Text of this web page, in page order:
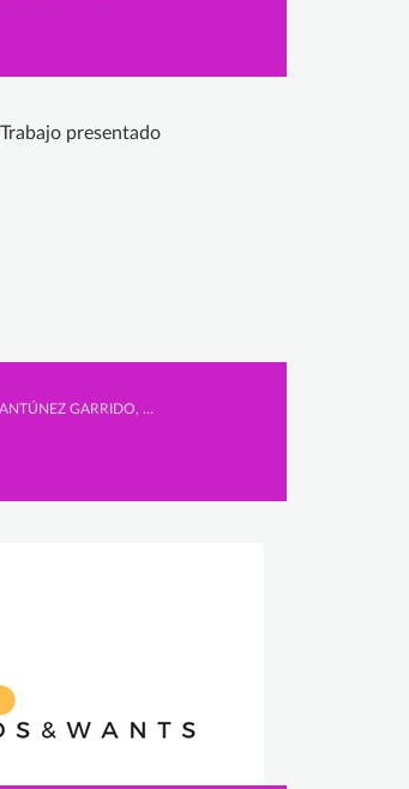
Secundaria, DANIEL ANTÚNEZ GARRIDO, PABLO MARTÍN BRAVO y PABLO TABOADA GONZÁLEZ